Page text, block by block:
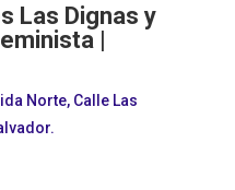
Las Dignas y
|
Norte, Calle Las